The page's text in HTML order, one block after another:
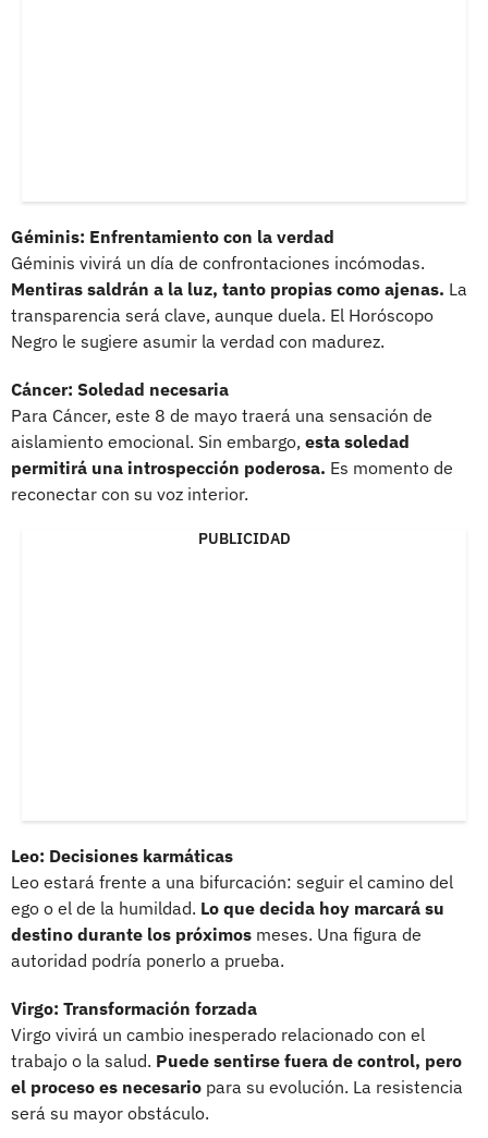
Géminis: Enfrentamiento con la verdad
Géminis vivirá un día de confrontaciones incómodas.
Mentiras saldrán a la luz, tanto propias como ajenas. La
transparencia será clave, aunque duela. El Horóscopo
Negro le sugiere asumir la verdad con madurez.
Cáncer: Soledad necesaria
Para Cáncer, este 8 de mayo traerá una sensación de
aislamiento emocional. Sin embargo, esta soledad
permitirá una introspección poderosa. Es momento de
reconectar con su voz interior.
PUBLICIDAD
Leo: Decisiones karmáticas
Leo estará frente a una bifurcación: seguir el camino del
ego o el de la humildad. Lo que decida hoy marcará su
destino durante los próximos meses. Una figura de
autoridad podría ponerlo a prueba.
Virgo: Transformación forzada
Virgo vivirá un cambio inesperado relacionado con el
trabajo o la salud. Puede sentirse fuera de control, pero
el proceso es necesario para su evolución. La resistencia
será su mayor obstáculo.